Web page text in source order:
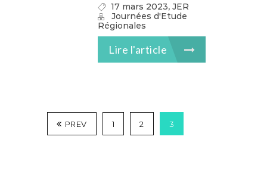
17 mars 2023, JER
Journées d'Etude
Régionales
Lire l'article
PREV 1 2 3